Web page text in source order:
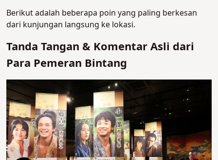
Berikut adalah beberapa poin yang paling berkesan
dari kunjungan langsung ke lokasi.
Tanda Tangan & Komentar Asli dari
Para Pemeran Bintang